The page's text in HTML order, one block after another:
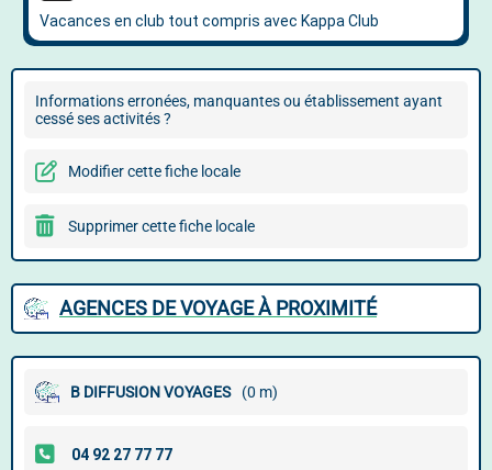
Informations erronées, manquantes ou établissement ayant
cessé ses activités ?
Modifier cette fiche locale
Supprimer cette fiche locale
AGENCES DE VOYAGE À PROXIMITÉ
B DIFFUSION VOYAGES (0 m)